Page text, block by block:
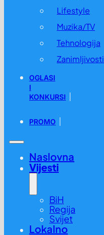
Lifestyle
Muzika/TV
Tehnologija
Zanimljivosti
OGLASI
I
KONKURSI
PROMO
Naslovna
Vijesti
BiH
Regija
Svijet
Lokalno